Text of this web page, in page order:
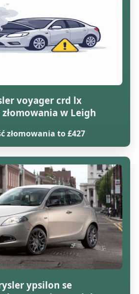
voyager crd lx
w Leigh
złomowania to £427
ypsilon se